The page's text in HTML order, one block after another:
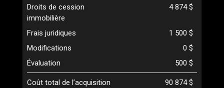
Droits de cession
immobilière
4 874 $
Frais juridiques
1 500 $
Modifications
0 $
Évaluation
500 $
Coût total de l’acquisition 90 874 $